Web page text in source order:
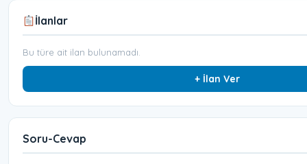
İlanlar
Bu türe ait ilan bulunamadı.
+ İlan Ver
Soru-Cevap